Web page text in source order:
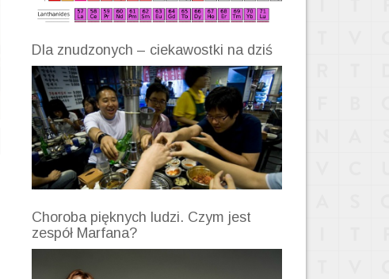
Dla znudzonych – ciekawostki na dziś
Choroba pięknych ludzi. Czym jest
zespół Marfana?